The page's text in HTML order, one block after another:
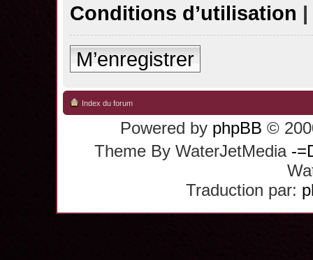
Conditions d’utilisation |
M’enregistrer
Index du forum
Powered by phpBB ©
Theme By WaterJetMedia -
Traduction par: